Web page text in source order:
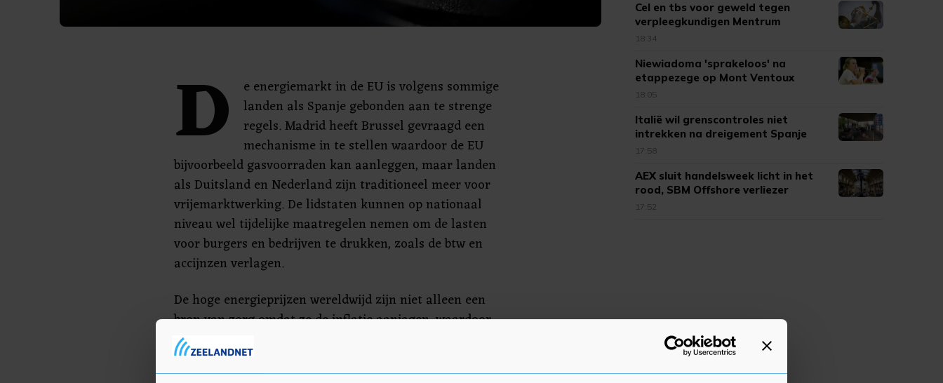
D
e energiemarkt in de EU is volgens sommige
landen als Spanje gebonden aan te strenge
regels. Madrid heeft Brussel gevraagd een
mechanisme in te stellen waardoor de EU
bijvoorbeeld gasvoorraden kan aanleggen, maar landen
als Duitsland en Nederland zijn traditioneel meer voor
vrijemarktwerking. De lidstaten kunnen op nationaal
niveau wel tijdelijke maatregelen nemen om de lasten
voor burgers en bedrijven te drukken, zoals de btw en
accijnzen verlagen.
De hoge energieprijzen wereldwijd zijn niet alleen een
bron van zorg omdat ze de inflatie aanjagen, waardoor
de koopkracht van consumenten wordt ondermijnd. Hoe
hoger de prijzen aan de pomp en van de verwarming, hoe
Cel en tbs voor geweld tegen
verpleegkundigen Mentrum
18:34
Niewiadoma 'sprakeloos' na
etappezege op Mont Ventoux
18:05
Italië wil grenscontroles niet
intrekken na dreigement Spanje
17:58
AEX sluit handelsweek licht in het
rood, SBM Offshore verliezer
17:52